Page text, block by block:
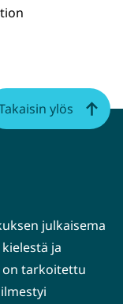
julkaisema
ja
on tarkoitettu
ylös